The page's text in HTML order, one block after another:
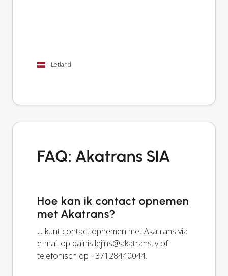
Letland
FAQ: Akatrans SIA
Hoe kan ik contact opnemen
met Akatrans?
U kunt contact opnemen met Akatrans via
e-mail op dainis.lejins@akatrans.lvof
telefonisch op +37128440044.